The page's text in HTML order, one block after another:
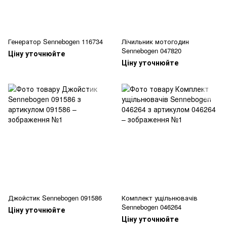
Генератор Sennebogen 116734
Ціну уточнюйте
Лічильник мотогодин
Sennebogen 047820
Ціну уточнюйте
Джойстик Sennebogen 091586
Ціну уточнюйте
Комплект ущільнювачів
Sennebogen 046264
Ціну уточнюйте